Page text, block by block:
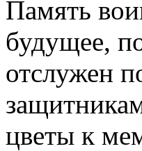
Память
будущее,
отслужен
цветы к